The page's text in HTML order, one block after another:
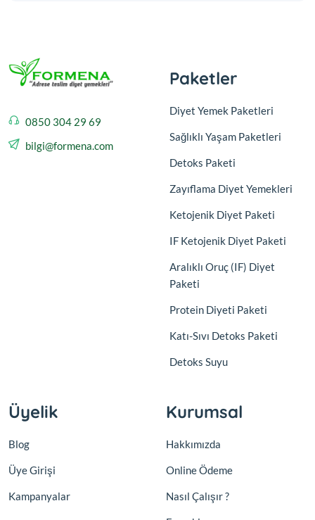
0850 304 29 69
bilgi@formena.com
Paketler
Diyet Yemek Paketleri
Sağlıklı Yaşam Paketleri
Detoks Paketi
Zayıflama Diyet Yemekleri
Ketojenik Diyet Paketi
IF Ketojenik Diyet Paketi
Aralıklı Oruç (IF) Diyet
Paketi
Protein Diyeti Paketi
Katı-Sıvı Detoks Paketi
Detoks Suyu
Üyelik
Blog
Üye Girişi
Kampanyalar
Kurumsal
Hakkımızda
Online Ödeme
Nasıl Çalışır ?